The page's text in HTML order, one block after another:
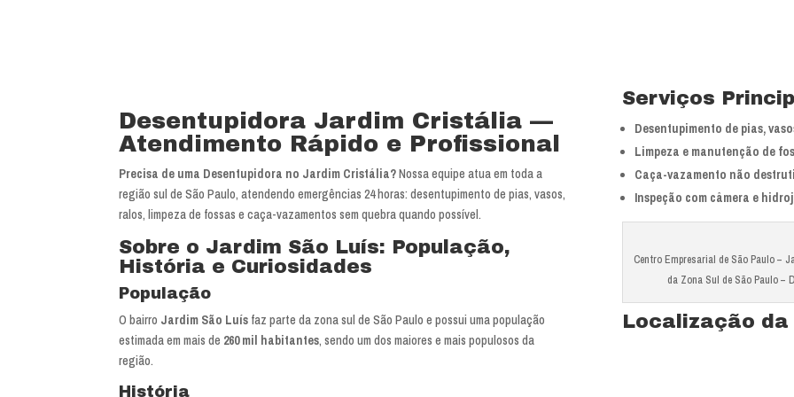
Desentupidora Jardim Cristália —
Atendimento Rápido e Profissional
Precisa de uma Desentupidora no Jardim Cristália?Nossa equipe atua em toda a
região sul de São Paulo, atendendo emergências 24 horas: desentupimento de pias, vasos,
ralos, limpeza de fossas e caça-vazamentos sem quebra quando possível.
Sobre o Jardim São Luís: População,
História e Curiosidades
População
O bairro Jardim São Luís faz parte da zona sul de São Paulo e possui uma população
estimada em mais de 260 mil habitantes, sendo um dos maiores e mais populosos da
região.
História
Serviços
Desentupimento de pias,
Limpeza e manutenção de
Caça-vazamento não
Inspeção com câmera e
Centro Empresarial de São Paulo –
da Zona Sul de São Paulo –
Localização da